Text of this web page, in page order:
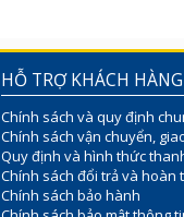
HỖ TRỢ KHÁCH HÀNG
Chính sách và quy định
Chính sách vận chuyển,
Quy định và hình thức
Chính sách đổi trả và hoàn
Chính sách bảo hành